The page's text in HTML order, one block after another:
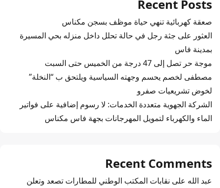
Recent Posts
صعقة كهربائية تنهي حياة موظف بسجن مكناس
العثور على جثة رجل في حالة تحلل داخل منزله بحي المسيرة
بمدينة فاس
موجة حر تصل إلى 47 درجة من الخميس حتى السبت
مصطفى لخصم يحسم وجهته السياسية ويلتحق ب “النخلة”
لخوض تشريعيات صفرو
الشركة الجهوية متعددة الخدمات: لا رسوم إضافية على فواتير
الماء والكهرباء لتمويل المهرجانات بجهة فاس مكناس
Recent Comments
عبد الله على نقابات المكتب الوطني للمطارات تصعد وتعلن